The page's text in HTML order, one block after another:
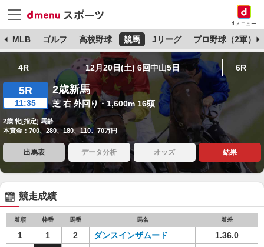
dメニュー
MLB ゴルフ 高校野球 競馬 Jリーグ プロ野球（2軍）
4R 12月20日(土) 6回中山5日 6R
5R
11:35
2歳新馬
芝 右 外回り・1,600m 16頭
2歳 牝[指定] 馬齢
本賞金：700、280、180、110、70万円
出馬表 データ分析 オッズ 結果
競走成績
着順 枠番 馬番 馬名 着差
1 1 2 ダンスインザムード
1.36.0